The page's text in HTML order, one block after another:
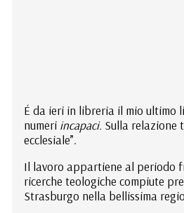
É da ieri in libreria il mio ultimo
numeri incapaci. Sulla relazione
ecclesiale”.
Il lavoro appartiene al periodo
ricerche teologiche compiute
Strasburgo nella bellissima